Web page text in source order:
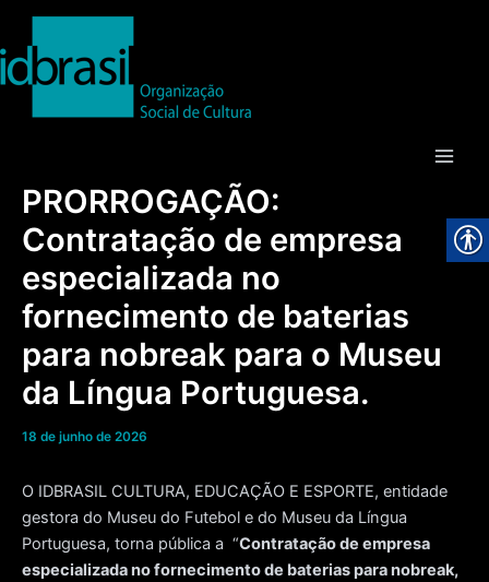
o
conteúdo
PRORROGAÇÃO:
Contratação de empresa
especializada no
fornecimento de baterias
para nobreak para o Museu
da Língua Portuguesa.
18 de junho de 2026
O IDBRASIL CULTURA, EDUCAÇÃO E ESPORTE, entidade
gestora do Museu do Futebol e do Museu da Língua
Portuguesa, torna pública a “Contratação de empresa
especializada no fornecimento de baterias para nobreak,